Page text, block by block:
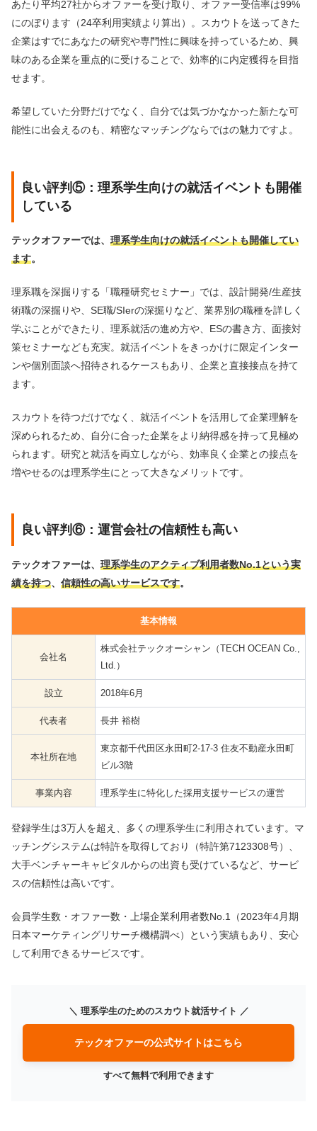
あたり平均27社からオファーを受け取り、オファー受信率は99%
にのぼります（24卒利用実績より算出）。スカウトを送ってきた
企業はすでにあなたの研究や専門性に興味を持っているため、興
味のある企業を重点的に受けることで、効率的に内定獲得を目指
せます。
希望していた分野だけでなく、自分では気づかなかった新たな可
能性に出会えるのも、精密なマッチングならではの魅力ですよ。
良い評判⑤：理系学生向けの就活イベントも開催
している
テックオファーでは、 理系学生向けの就活イベントも開催してい
ます。
理系職を深掘りする「職種研究セミナー」では、設計開発/生産技
術職の深掘りや、SE職/SIerの深掘りなど、業界別の職種を詳しく
学ぶことができたり、理系就活の進め方や、ESの書き方、面接対
策セミナーなども充実。就活イベントをきっかけに限定インター
ンや個別面談へ招待されるケースもあり、企業と直接接点を持て
ます。
スカウトを待つだけでなく、就活イベントを活用して企業理解を
深められるため、自分に合った企業をより納得感を持って見極め
られます。研究と就活を両立しながら、効率良く企業との接点を
増やせるのは理系学生にとって大きなメリットです。
良い評判⑥：運営会社の信頼性も高い
テックオファーは、 理系学生のアクティブ利用者数No.1という実
績を持つ、 信頼性の高いサービスです。
基本情報
会社名
株式会社テックオーシャン（TECH OCEAN Co.,
Ltd.）
設立 2018年6月
代表者 長井 裕樹
本社所在地
東京都千代田区永田町2-17-3 住友不動産永田町
ビル3階
事業内容 理系学生に特化した採用支援サービスの運営
登録学生は3万人を超え、多くの理系学生に利用されています。マ
ッチングシステムは特許を取得しており（特許第7123308号）、
大手ベンチャーキャピタルからの出資も受けているなど、サービ
スの信頼性は高いです。
会員学生数・オファー数・上場企業利用者数No.1（2023年4月期
日本マーケティングリサーチ機構調べ）という実績もあり、安心
して利用できるサービスです。
＼ 理系学生のためのスカウト就活サイト ／
テックオファーの公式サイトはこちら
すべて無料で利用できます